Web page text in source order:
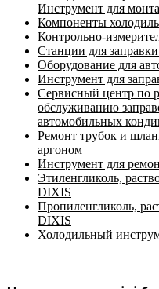
Инструмент для
Компоненты
Контрольно-
Станции для
Оборудование для
Инструмент для
Сервисный центр по
обслуживанию
автомобильных
Ремонт трубок и
аргоном
Инструмент для
Этиленгликоль,
DIXIS
Пропиленгликоль,
DIXIS
Холодильный